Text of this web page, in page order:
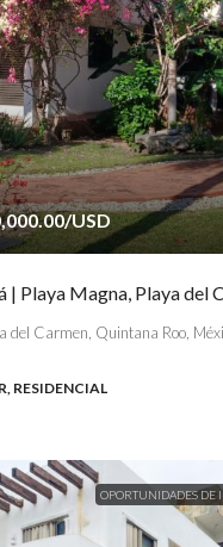
/USD
| Playa Magna, Playa del
del Carmen, Quintana Roo,
RESIDENCIAL
OPORTUNIDADES DE